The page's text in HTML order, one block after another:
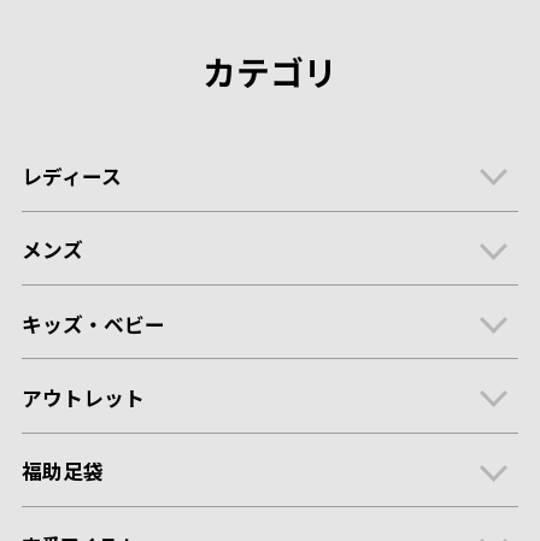
カテゴリ
レディース
メンズ
キッズ・ベビー
アウトレット
福助足袋